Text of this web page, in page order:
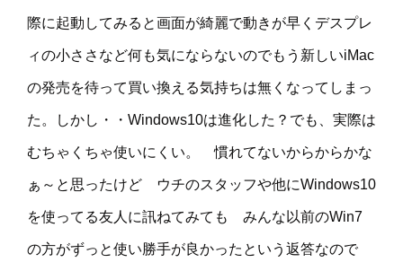
際に起動してみると画面が綺麗で動きが早くデスプレ
ィの小ささなど何も気にならないのでもう新しいiMac
の発売を待って買い換える気持ちは無くなってしまっ
た。しかし・・Windows10は進化した？でも、実際は
むちゃくちゃ使いにくい。 慣れてないからからかな
ぁ～と思ったけど ウチのスタッフや他にWindows10
を使ってる友人に訊ねてみても みんな以前のWin7
の方がずっと使い勝手が良かったという返答なので